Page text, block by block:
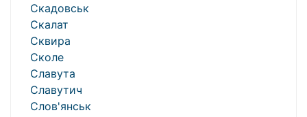
Скадовськ
Скалат
Сквира
Сколе
Славута
Славутич
Слов'янськ